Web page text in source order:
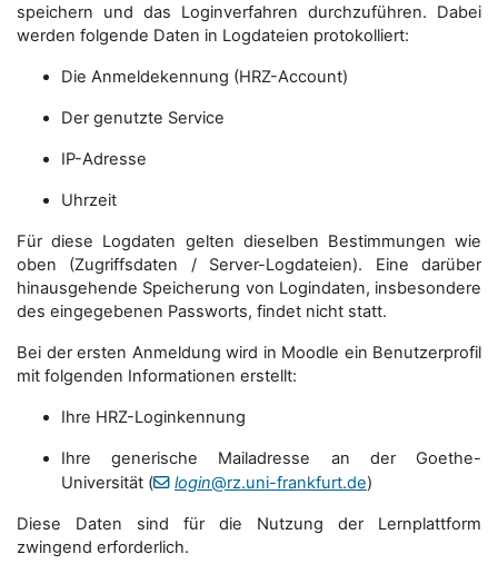
speichern und das Loginverfahren durchzuführen. Dabei
werden folgende Daten in Logdateien protokolliert:
Die Anmeldekennung (HRZ-Account)
Der genutzte Service
IP-Adresse
Uhrzeit
Für diese Logdaten gelten dieselben Bestimmungen wie
oben (Zugriffsdaten / Server-Logdateien). Eine darüber
hinausgehende Speicherung von Logindaten, insbesondere
des eingegebenen Passworts, findet nicht statt.
Bei der ersten Anmeldung wird in Moodle ein Benutzerprofil
mit folgenden Informationen erstellt:
Ihre HRZ-Loginkennung
Ihre generische Mailadresse an der Goethe-
Universität (
login@rz.uni-frankfurt.de)
Diese Daten sind für die Nutzung der Lernplattform
zwingend erforderlich.